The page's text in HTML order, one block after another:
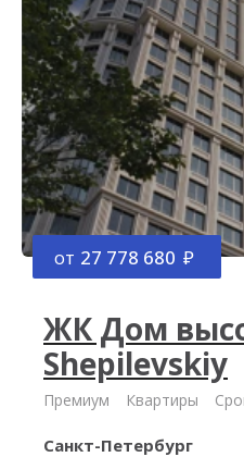
от 27 778 680
ЖК Дом
Shepilevskiy
Премиум Квартиры
Санкт-Петербург